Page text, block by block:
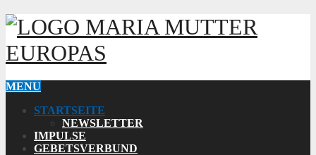
MARIA MUTTER
EUROPAS
MENU
STARTSEITE
NEWSLETTER
IMPULSE
GEBETSVERBUND